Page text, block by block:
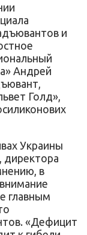
и
Андрей
Голд»,
Украины
директора
в
главным
«Дефицит